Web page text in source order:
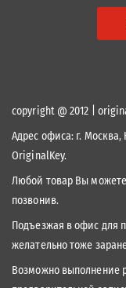
copyright @ 2012 |
Адрес офиса: г. Москва,
OriginalKey.
Любой товар Вы
позвонив.
Подъезжая в офис для
желательно тоже
Возможно выполнение